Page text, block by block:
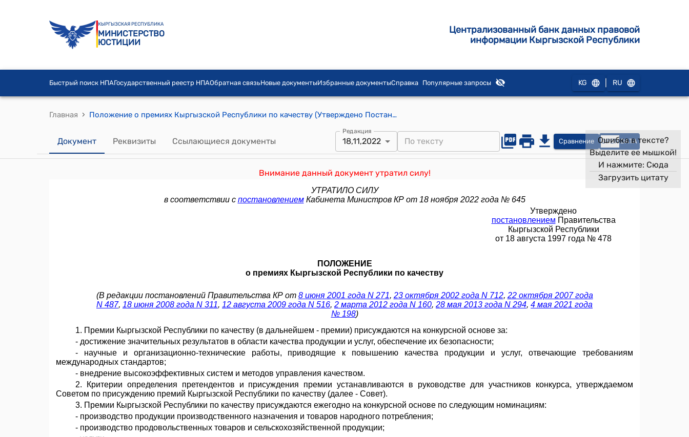
КЫРГЫЗСКАЯ РЕСПУБЛИКА
МИНИСТЕРСТВО
ЮСТИЦИИ
Централизованный банк данных правовой
информации Кыргызской Республики
Быстрый поиск НПАГосударственный реестр НПАОбратная связьНовые документыИзбранные документыСправка Популярные запросы KG RU
Главная › Положение о премиях Кыргызской Республики по качеству (Утверждено Постановлением Правительства КР от 18 августа 1997 года №478)
Документ Реквизиты Ссылающиеся документы
Редакция
18,11,2022 Сравнение OPEN DATA
Внимание данный документ утратил силу!
Ошибка в тексте?
Выделите ее мышкой!
И нажмите: Сюда
Загрузить цитату